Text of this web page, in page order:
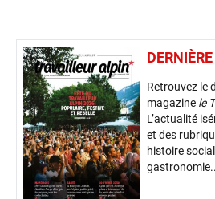
Retrouvez le
magazine le
L’actualité
et des
histoire